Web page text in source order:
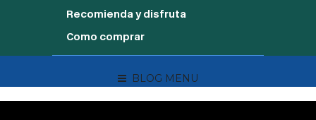
Recomienda y disfruta
Como comprar
BLOG MENU